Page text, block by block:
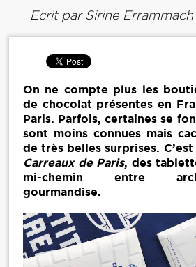
Ecrit par Sirine Errammach
On ne compte plus les
de chocolat présentes en
Paris. Parfois, certaines se
sont moins connues mais
de très belles surprises. C’est
Carreaux de Paris, des
mi-chemin entre
gourmandise.